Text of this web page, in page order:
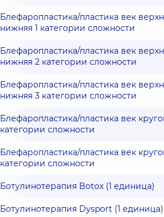
Блефаропластика/пластика век
нижняя 1 категории сложности
Блефаропластика/пластика век
нижняя 2 категории сложности
Блефаропластика/пластика век
нижняя 3 категории сложности
Блефаропластика/пластика век
категории сложности
Блефаропластика/пластика век
категории сложности
Ботулинотерапия Botox (1 единица)
Ботулинотерапия Dysport (1 единица)